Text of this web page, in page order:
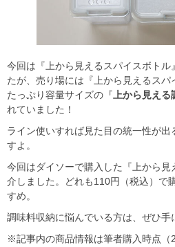
今回は『上から見えるスパイスボトル
たが、売り場には『上から見えるスパ
たっぷり容量サイズの『 上から見え
れていました！
ライン使いすれば見た目の統一性が出
すよ。
今回はダイソーで購入した『上から
介しました。どれも110円（税込）で
すめ。
調味料収納に悩んでいる方は、ぜひ手
※記事内の商品情報は筆者購入時点（